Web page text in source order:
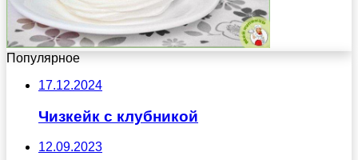
Популярное
17.12.2024
Чизкейк с клубникой
12.09.2023